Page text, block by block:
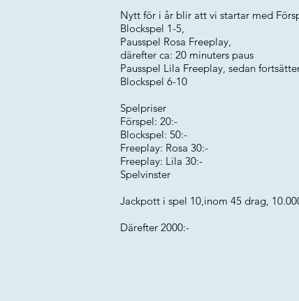
Nytt för i år blir att vi startar med
Blockspel 1-5,
Pausspel Rosa Freeplay,
därefter ca: 20 minuters paus
Pausspel Lila Freeplay, sedan
Blockspel 6-10
Spelpriser
Förspel: 20:-
Blockspel: 50:-
Freeplay: Rosa 30:-
Freeplay: Lila 30:-
Spelvinster
Jackpott i spel 10,inom 45 drag,
Därefter 2000:-